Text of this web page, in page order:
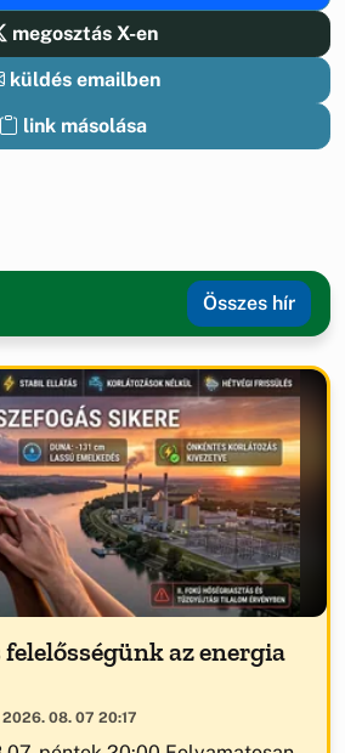
megosztás X-en
küldés emailben
link másolása
Összes hír
az energia
2026. 08. 07 20:17